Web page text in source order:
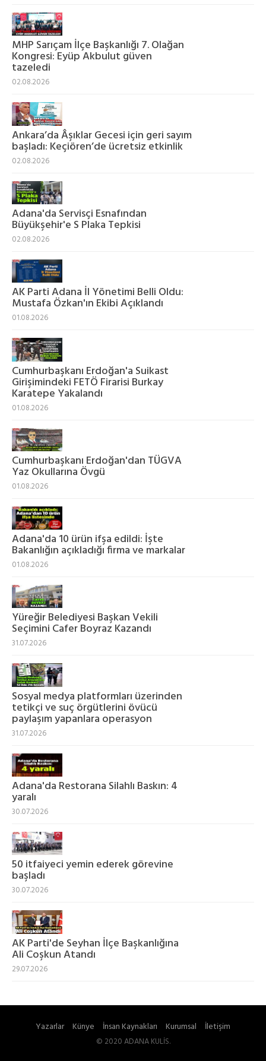
MHP Sarıçam İlçe Başkanlığı 7. Olağan
Kongresi: Eyüp Akbulut güven
tazeledi
02.08.2026
Ankara’da Âşıklar Gecesi için geri sayım
başladı: Keçiören’de ücretsiz etkinlik
02.08.2026
Adana'da Servisçi Esnafından
Büyükşehir'e S Plaka Tepkisi
02.08.2026
AK Parti Adana İl Yönetimi Belli Oldu:
Mustafa Özkan'ın Ekibi Açıklandı
01.08.2026
Cumhurbaşkanı Erdoğan'a Suikast
Girişimindeki FETÖ Firarisi Burkay
Karatepe Yakalandı
01.08.2026
Cumhurbaşkanı Erdoğan'dan TÜGVA
Yaz Okullarına Övgü
01.08.2026
Adana'da 10 ürün ifşa edildi: İşte
Bakanlığın açıkladığı firma ve markalar
01.08.2026
Yüreğir Belediyesi Başkan Vekili
Seçimini Cafer Boyraz Kazandı
31.07.2026
Sosyal medya platformları üzerinden
tetikçi ve suç örgütlerini övücü
paylaşım yapanlara operasyon
31.07.2026
Adana'da Restorana Silahlı Baskın: 4
yaralı
30.07.2026
50 itfaiyeci yemin ederek görevine
başladı
30.07.2026
AK Parti'de Seyhan İlçe Başkanlığına
Ali Coşkun Atandı
29.07.2026
Yazarlar Künye İnsan Kaynakları Kurumsal İletişim
© 2020 ADANA KULİS.